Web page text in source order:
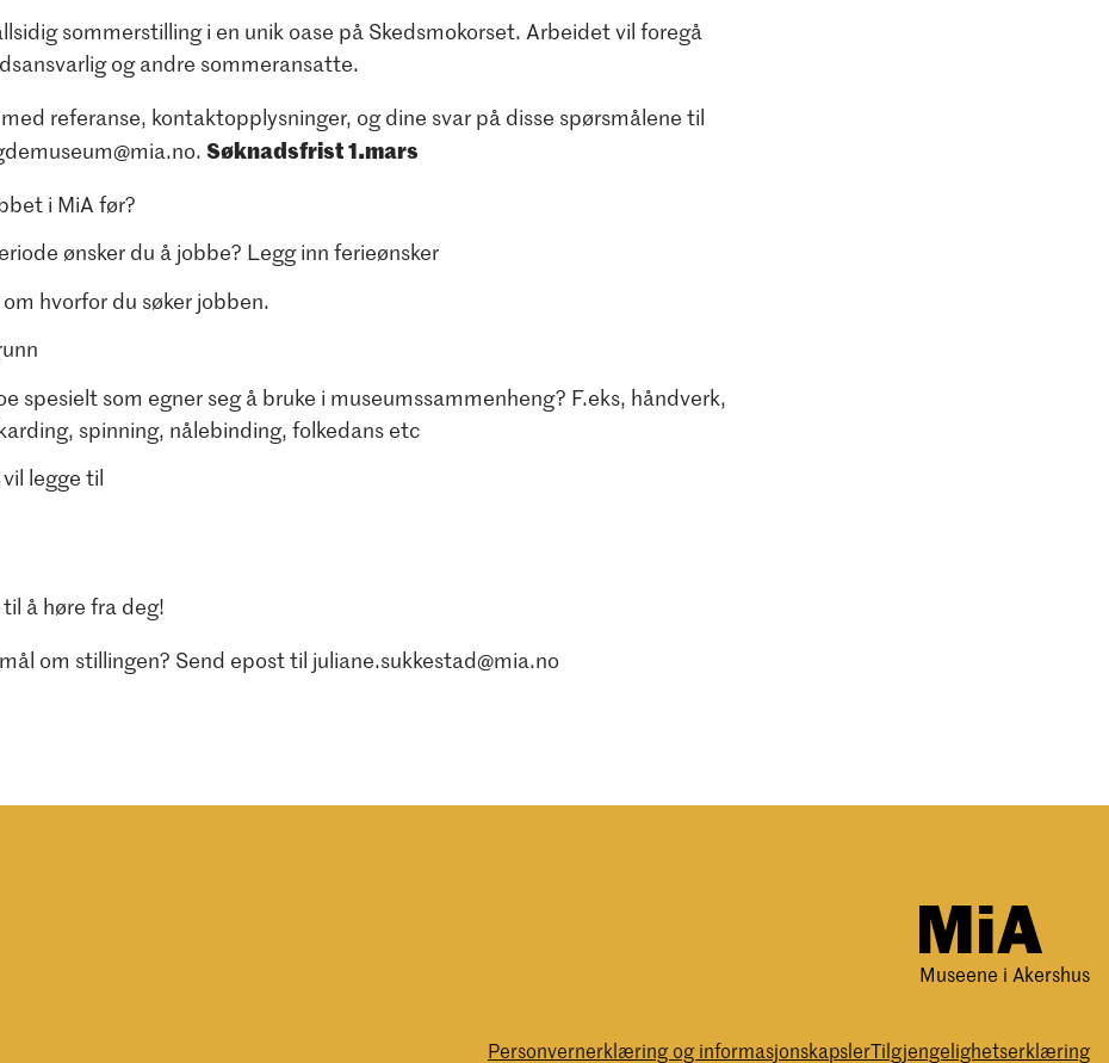
sommerstilling i en unik oase på Skedsmokorset. Arbeidet vil foregå
og andre sommeransatte.
referanse, kontaktopplysninger, og dine svar på disse spørsmålene til
Søknadsfrist 1.mars
i MiA før?
ønsker du å jobbe? Legg inn ferieønsker
hvorfor du søker jobben.
spesielt som egner seg å bruke i museumssammenheng? F.eks, håndverk,
spinning, nålebinding, folkedans etc
legge til
å høre fra deg!
om stillingen? Send epost til juliane.sukkestad@mia.no
Personvernerklæring og informasjonskapslerTilgjengelighetserklæring
Museene i Akershus